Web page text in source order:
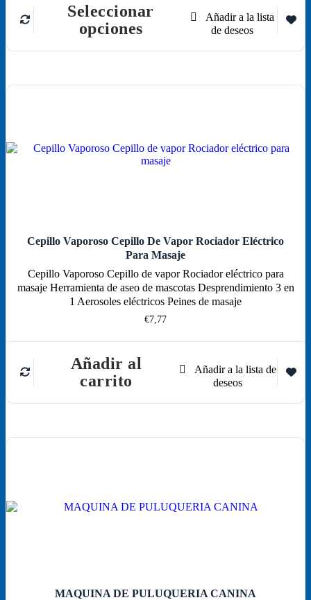
Seleccionar
opciones
tiene
Las
en
la
Cepillo Vaporoso Cepillo De Vapor Rociador Eléctrico
Para Masaje
Cepillo Vaporoso Cepillo de vapor Rociador eléctrico para
masaje Herramienta de aseo de mascotas Desprendimiento 3 en
1 Aerosoles eléctricos Peines de masaje
€7,77
Añadir al
carrito
MAQUINA DE PULUQUERIA CANINA